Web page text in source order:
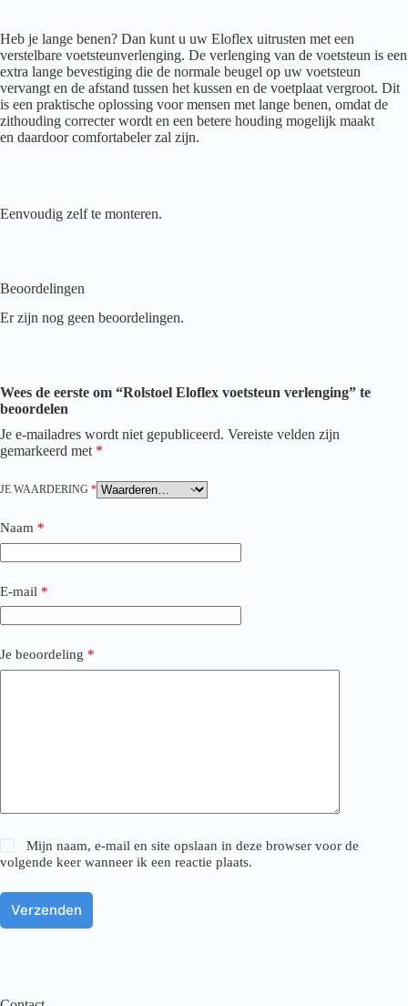
Heb je lange benen? Dan kunt u uw Eloflex uitrusten met een
verstelbare voetsteunverlenging. De verlenging van de voetsteun is een
extra lange bevestiging die de normale beugel op uw voetsteun
vervangt en de afstand tussen het kussen en de voetplaat vergroot. Dit
is een praktische oplossing voor mensen met lange benen, omdat de
zithouding correcter wordt en een betere houding mogelijk maakt
en daardoor comfortabeler zal zijn.
Eenvoudig zelf te monteren.
Beoordelingen
Er zijn nog geen beoordelingen.
Wees de eerste om “Rolstoel Eloflex voetsteun verlenging” te
beoordelen
Je e-mailadres wordt niet gepubliceerd. Vereiste velden zijn
gemarkeerd met *
JE WAARDERING *
Naam *
E-mail *
Je beoordeling *
Mijn naam, e-mail en site opslaan in deze browser voor de
volgende keer wanneer ik een reactie plaats.
Verzenden